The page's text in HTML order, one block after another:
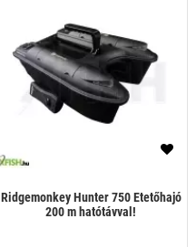
Ridgemonkey Hunter 750 Etetőhajó
200 m hatótávval!